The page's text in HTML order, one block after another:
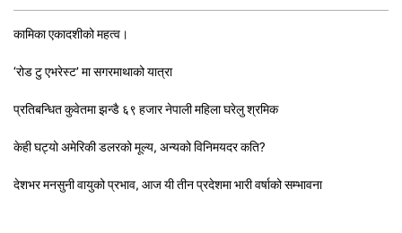
कामिका एकादशीको महत्व।
‘रोड टु एभरेस्ट’ मा सगरमाथाको यात्रा
प्रतिबन्धित कुवेतमा झन्डै ६९ हजार नेपाली महिला घरेलु श्रमिक
केही घट्यो अमेरिकी डलरको मूल्य, अन्यको विनिमयदर कति?
देशभर मनसुनी वायुको प्रभाव, आज यी तीन प्रदेशमा भारी वर्षाको सम्भावना